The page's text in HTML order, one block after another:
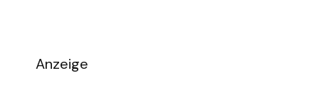
Anzeige